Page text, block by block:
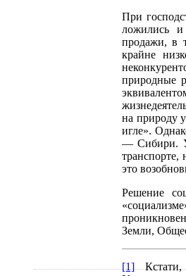
При
ложились
продажи, в
крайне
природные
на природу
игле».
— Сибири.
это
Решение
Земли,
[1]Кстати,